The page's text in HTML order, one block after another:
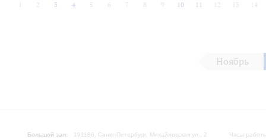
2 3 4 5 6 7 8 9 10 11 12 13 14
Ноябрь
Большой зал:
191186, Санкт-Петербург, Михайловская ул., 2
Часы